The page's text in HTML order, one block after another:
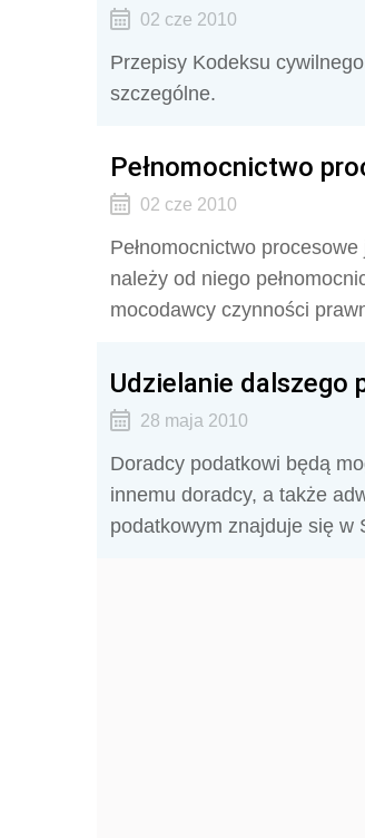
02 cze 2010
Przepisy Kodeksu
szczególne.
Pełnomocnictwo
02 cze 2010
Pełnomocnictwo
należy od niego
mocodawcy czynności
Udzielanie dalszego
28 maja 2010
Doradcy podatkowi będą
innemu doradcy, a także
podatkowym znajduje się w